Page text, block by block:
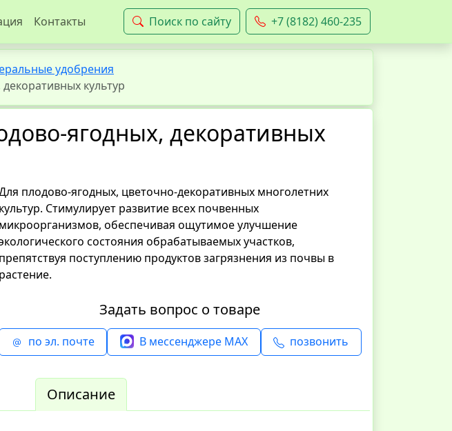
Контакты Поиск по сайту +7 (8182) 460-235
удобрения
культур
ягодных, декоративных
плодово-ягодных, цветочно-декоративных многолетних
культур. Стимулирует развитие всех почвенных
микроорганизмов, обеспечивая ощутимое улучшение
состояния обрабатываемых участков,
препятствуя поступлению продуктов загрязнения из почвы в
растение.
Задать вопрос о товаре
по эл. почте В мессенджере MAX позвонить
Описание